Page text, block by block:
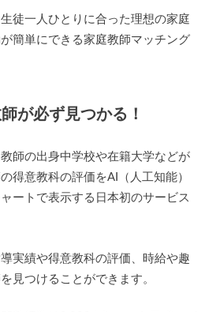
徒一人ひとりに合った理想の家庭
簡単にできる家庭教師マッチング
が必ず見つかる！
師の出身中学校や在籍大学などが
得意教科の評価をAI（人工知能）
ートで表示する日本初のサービス
実績や得意教科の評価、時給や趣
見つけることができます。